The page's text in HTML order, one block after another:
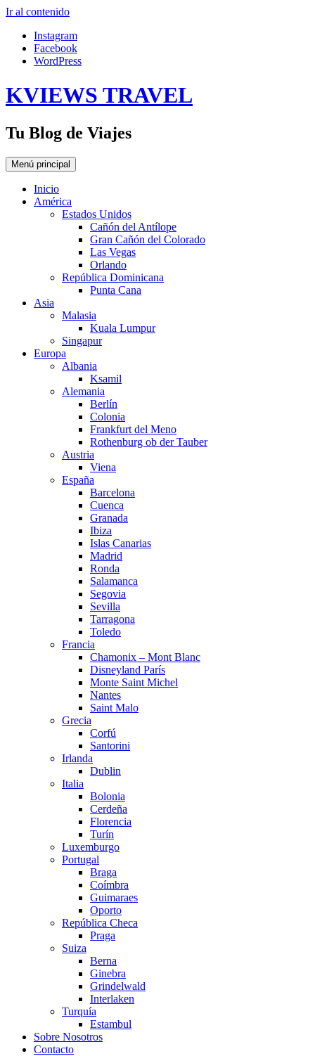
Ir al contenido
Instagram
Facebook
WordPress
KVIEWS TRAVEL
Tu Blog de Viajes
Menú principal
Inicio
América
Estados Unidos
Cañón del Antílope
Gran Cañón del Colorado
Las Vegas
Orlando
República Dominicana
Punta Cana
Asia
Malasia
Kuala Lumpur
Singapur
Europa
Albania
Ksamil
Alemania
Berlín
Colonia
Frankfurt del Meno
Rothenburg ob der Tauber
Austria
Viena
España
Barcelona
Cuenca
Granada
Ibiza
Islas Canarias
Madrid
Ronda
Salamanca
Segovia
Sevilla
Tarragona
Toledo
Francia
Chamonix – Mont Blanc
Disneyland París
Monte Saint Michel
Nantes
Saint Malo
Grecia
Corfú
Santorini
Irlanda
Dublin
Italia
Bolonia
Cerdeña
Florencia
Turín
Luxemburgo
Portugal
Braga
Coímbra
Guimaraes
Oporto
República Checa
Praga
Suiza
Berna
Ginebra
Grindelwald
Interlaken
Turquía
Estambul
Sobre Nosotros
Contacto